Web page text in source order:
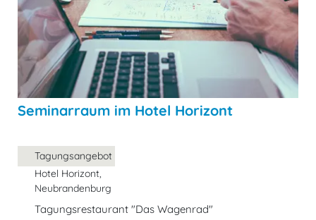
Seminarraum im Hotel Horizont
Tagungsangebot
Hotel Horizont,
Neubrandenburg
Tagungsrestaurant "Das Wagenrad"